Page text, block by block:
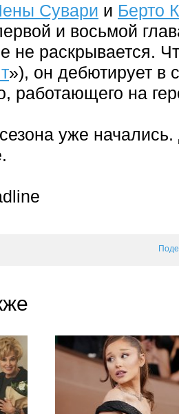
Сувари и Берто
и восьмой
не раскрывается.
»), он дебютирует в
работающего на
уже